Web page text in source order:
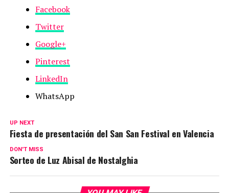
Facebook
Twitter
Google+
Pinterest
LinkedIn
WhatsApp
UP NEXT
Fiesta de presentación del San San Festival en Valencia
DON'T MISS
Sorteo de Luz Abisal de Nostalghia